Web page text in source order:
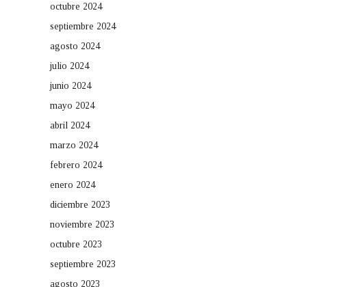
octubre 2024
septiembre 2024
agosto 2024
julio 2024
junio 2024
mayo 2024
abril 2024
marzo 2024
febrero 2024
enero 2024
diciembre 2023
noviembre 2023
octubre 2023
septiembre 2023
agosto 2023